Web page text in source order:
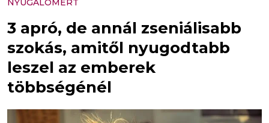
NYUGALOMÉRT
3 apró, de annál zseniálisabb
szokás, amitől nyugodtabb
leszel az emberek
többségénél